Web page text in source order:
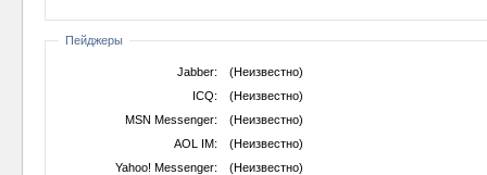
Пейджеры
Jabber:
(Неизвестно)
ICQ:
(Неизвестно)
MSN Messenger:
(Неизвестно)
AOL IM:
(Неизвестно)
Yahoo! Messenger:
(Неизвестно)